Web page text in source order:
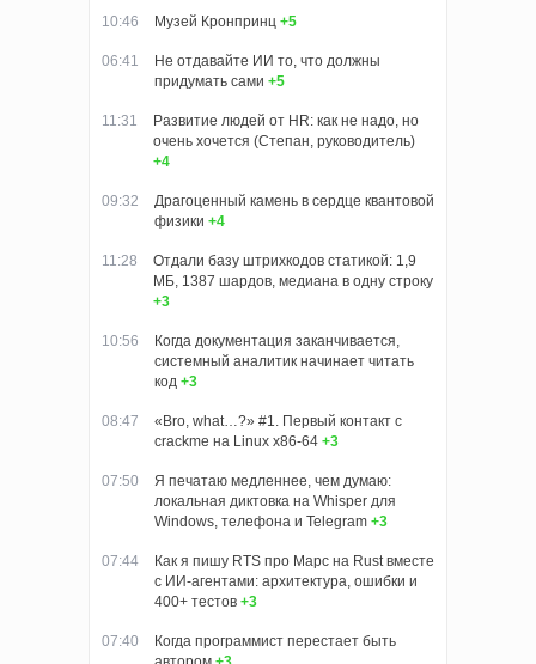
10:46 Музей Кронпринц +5
06:41
Не отдавайте ИИ то, что должны
придумать сами +5
11:31
Развитие людей от HR: как не надо, но
очень хочется (Степан, руководитель)
+4
09:32
Драгоценный камень в сердце квантовой
физики +4
11:28
Отдали базу штрихкодов статикой: 1,9
МБ, 1387 шардов, медиана в одну строку
+3
10:56
Когда документация заканчивается,
системный аналитик начинает читать
код +3
08:47
«Bro, what…?» #1. Первый контакт с
crackme на Linux x86-64 +3
07:50
Я печатаю медленнее, чем думаю:
локальная диктовка на Whisper для
Windows, телефона и Telegram +3
07:44
Как я пишу RTS про Марс на Rust вместе
с ИИ-агентами: архитектура, ошибки и
400+ тестов +3
07:40
Когда программист перестает быть